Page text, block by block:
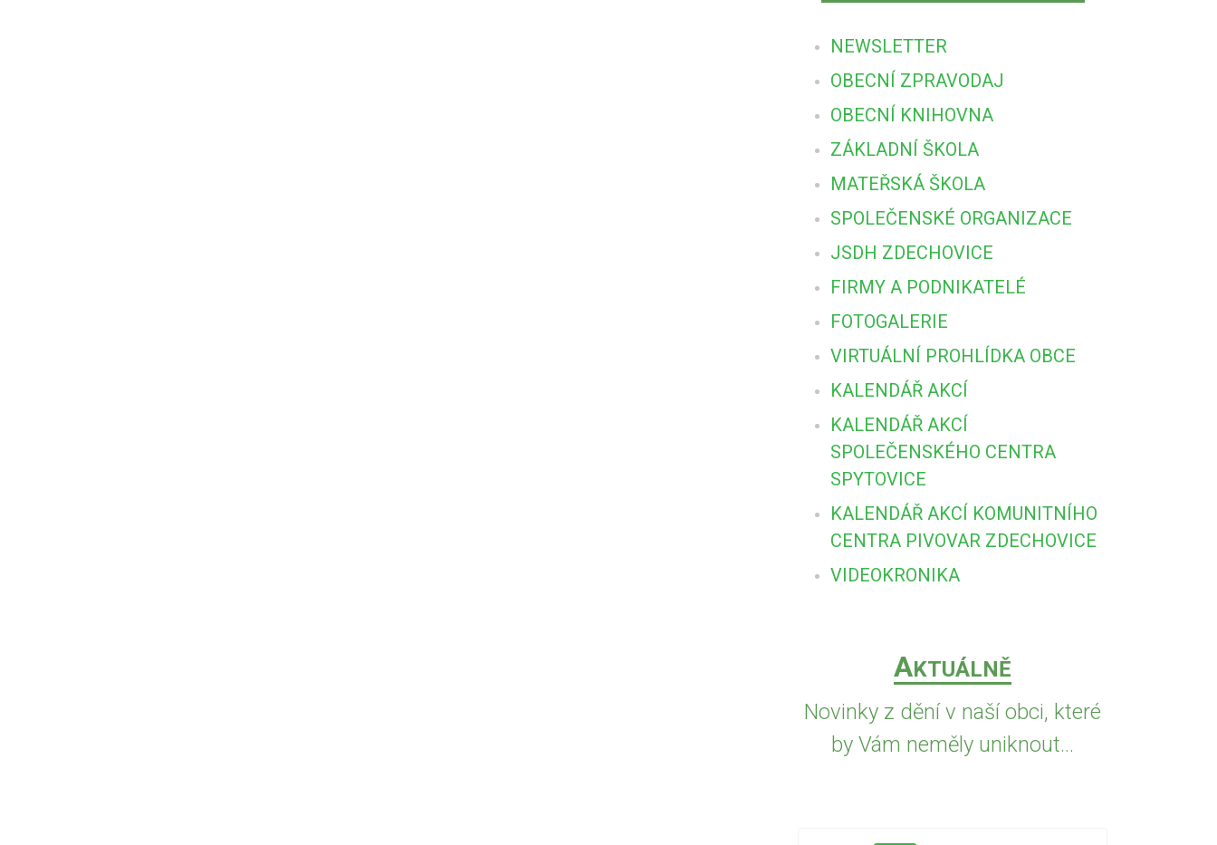
NEWSLETTER
OBECNÍ ZPRAVODAJ
OBECNÍ KNIHOVNA
ZÁKLADNÍ ŠKOLA
MATEŘSKÁ ŠKOLA
SPOLEČENSKÉ ORGANIZACE
JSDH ZDECHOVICE
FIRMY A PODNIKATELÉ
FOTOGALERIE
VIRTUÁLNÍ PROHLÍDKA OBCE
KALENDÁŘ AKCÍ
KALENDÁŘ AKCÍ
SPOLEČENSKÉHO CENTRA
SPYTOVICE
KALENDÁŘ AKCÍ KOMUNITNÍHO
CENTRA PIVOVAR ZDECHOVICE
VIDEOKRONIKA
AKTUÁLNĚ
Novinky z dění v naší obci, které
by Vám neměly uniknout...